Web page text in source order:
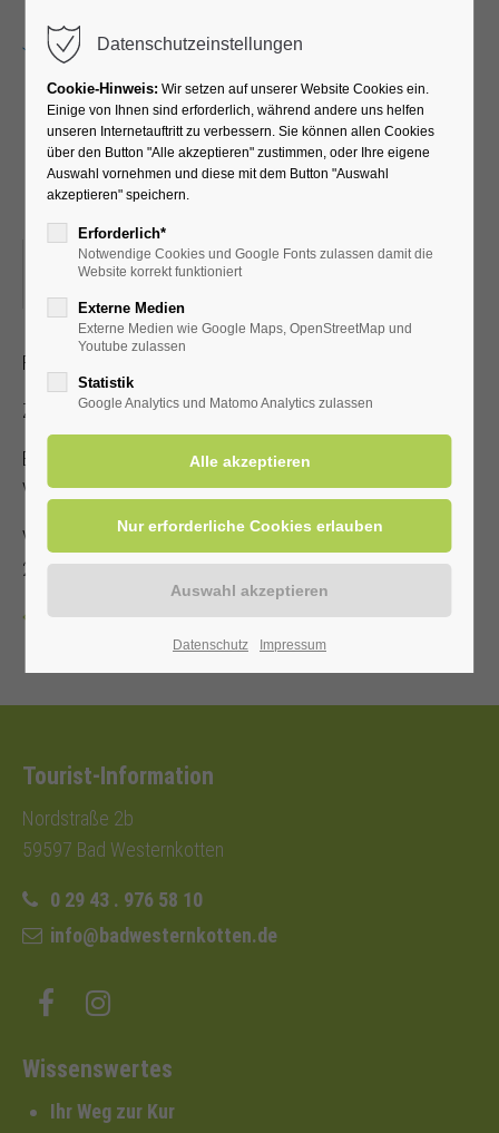
Das Gute Laune Duo -
Ohrwürmer und Hits
03.12.2023, 15:00
Flotte, stimmungsvolle Musik mit dem Gute-Laune-Duo
Zutritt mit gültiger Kur- /Einwohnerkarte
Es steht nur eine begrenzte Anzahl an Sitzplätzen zur
Verfügung!
Veranstalter: Kurverwaltung Bad Westernkotten, Telefon: 0
29 43 . 976 58 10
Zurück
Tourist-Information
Nordstraße 2b
59597 Bad Westernkotten
0 29 43 . 976 58 10
info@badwesternkotten.de
Wissenswertes
Ihr Weg zur Kur
Datenschutzeinstellungen
Cookie-Hinweis: Wir setzen auf unserer Website Cookies ein.
Einige von Ihnen sind erforderlich, während andere uns helfen
unseren Internetauftritt zu verbessern. Sie können allen Cookies
über den Button "Alle akzeptieren" zustimmen, oder Ihre eigene
Auswahl vornehmen und diese mit dem Button "Auswahl
akzeptieren" speichern.
Erforderlich*
Notwendige Cookies und Google Fonts zulassen damit die
Website korrekt funktioniert
Externe Medien
Externe Medien wie Google Maps, OpenStreetMap und
Youtube zulassen
Statistik
Google Analytics und Matomo Analytics zulassen
Datenschutz Impressum